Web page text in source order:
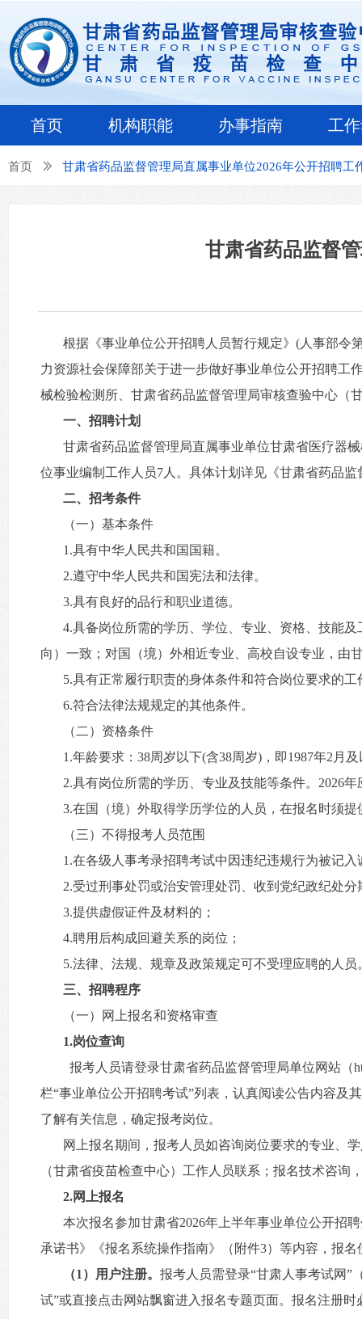
首页 机构职能 办事指南 工
甘肃省药品监督
根据《事业单位公开招聘人员暂行规定》(人事部令
力资源社会保障部关于进一步做好事业单位公开招聘工
械检验检测所、甘肃省药品监督管理局审核查验中心（
一、招聘计划
甘肃省药品监督管理局直属事业单位甘肃省医疗器
位事业编制工作人员7人。具体计划详见《甘肃省药品
二、招考条件
（一）基本条件
1.具有中华人民共和国国籍。
2.遵守中华人民共和国宪法和法律。
3.具有良好的品行和职业道德。
4.具备岗位所需的学历、学位、专业、资格、技能
向）一致；对国（境）外相近专业、高校自设专业，由
5.具有正常履行职责的身体条件和符合岗位要求的工
6.符合法律法规规定的其他条件。
（二）资格条件
1.年龄要求：38周岁以下(含38周岁)，即1987年2月
2.具有岗位所需的学历、专业及技能等条件。2026
3.在国（境）外取得学历学位的人员，在报名时须
（三）不得报考人员范围
1.在各级人事考录招聘考试中因违纪违规行为被记
2.受过刑事处罚或治安管理处罚、收到党纪政纪处
3.提供虚假证件及材料的；
4.聘用后构成回避关系的岗位；
5.法律、法规、规章及政策规定可不受理应聘的人员
三、招聘程序
（一）网上报名和资格审查
1.岗位查询
报考人员请登录甘肃省药品监督管理局单位网站（
栏“事业单位公开招聘考试”列表，认真阅读公告内容及
了解有关信息，确定报考岗位。
网上报名期间，报考人员如咨询岗位要求的专业、
（甘肃省疫苗检查中心）工作人员联系；报名技术咨询
2.网上报名
本次报名参加甘肃省2026年上半年事业单位公开招
承诺书》《报名系统操作指南》（附件3）等内容，报
（1）用户注册。 报考人员需登录“甘肃人事考试网”
试”或直接点击网站飘窗进入报名专题页面。报名注册
首页 ꅀ 甘肃省药品监督管理局直属事业单位2026年公开招聘工